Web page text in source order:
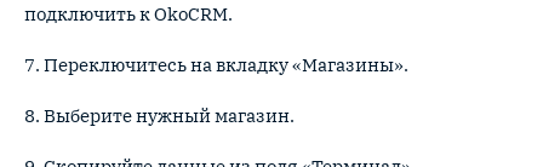
подключить к OkoCRM.
7. Переключитесь на вкладку «Магазины».
8. Выберите нужный магазин.